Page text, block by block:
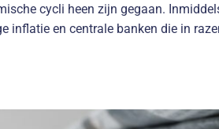
cycli heen zijn gegaan.
inflatie en centrale banken die in